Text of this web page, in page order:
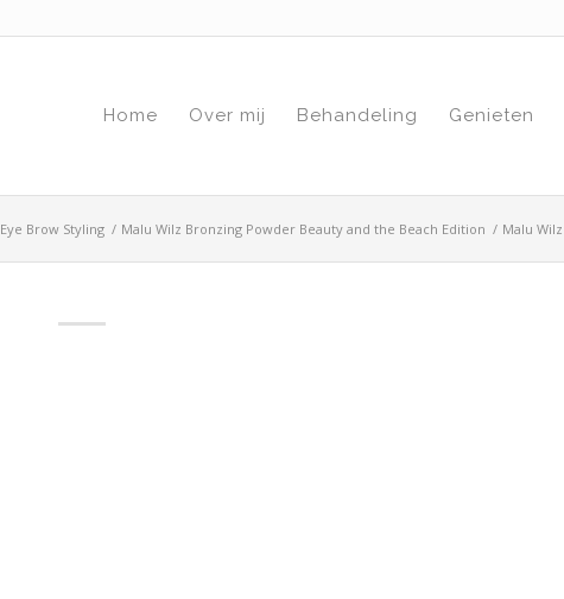
Home Over mij Behandeling Genieten
Eye Brow Styling / Malu Wilz Bronzing Powder Beauty and the Beach Edition / Malu